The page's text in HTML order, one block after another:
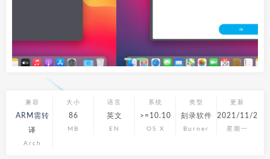
兼容
ARM需转
译
Arch
大小
86
MB
语言
英文
EN
系统
>=10.10
OS X
类型
刻录软件
Burner
更新
2021/11/29
星期一